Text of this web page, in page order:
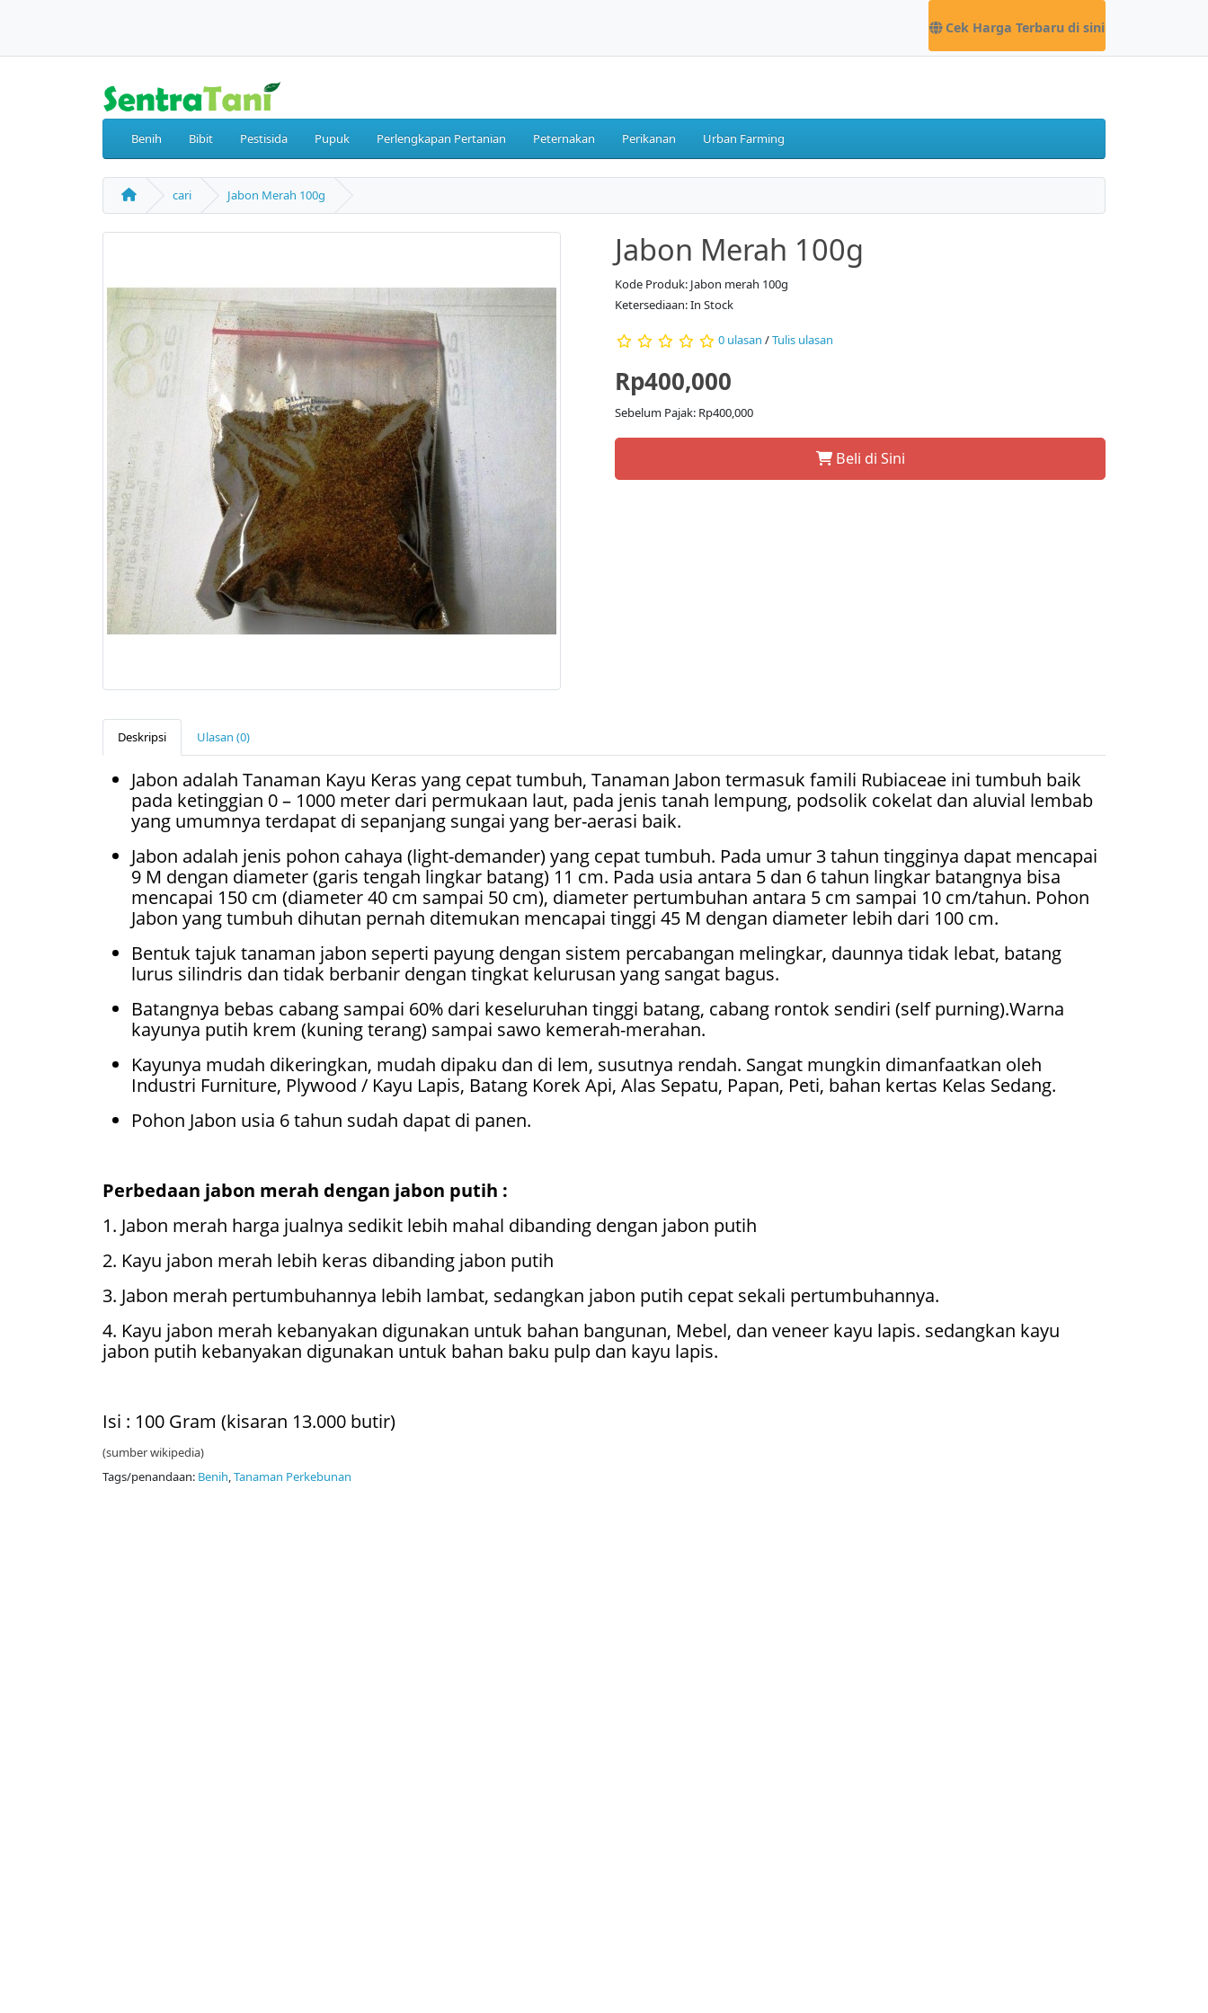
Cek Harga Terbaru di sini
Benih Bibit Pestisida Pupuk Perlengkapan Pertanian Peternakan Perikanan Urban Farming
cari Jabon Merah 100g
Jabon Merah 100g
Kode Produk: Jabon merah 100g
Ketersediaan: In Stock
0 ulasan /Tulis ulasan
Rp400,000
Sebelum Pajak: Rp400,000
Beli di Sini
Deskripsi Ulasan (0)
Jabon adalah Tanaman Kayu Keras yang cepat tumbuh, Tanaman Jabon termasuk famili Rubiaceae ini tumbuh baik
pada ketinggian 0 – 1000 meter dari permukaan laut, pada jenis tanah lempung, podsolik cokelat dan aluvial lembab
yang umumnya terdapat di sepanjang sungai yang ber-aerasi baik.
Jabon adalah jenis pohon cahaya (light-demander) yang cepat tumbuh. Pada umur 3 tahun tingginya dapat mencapai
9 M dengan diameter (garis tengah lingkar batang) 11 cm. Pada usia antara 5 dan 6 tahun lingkar batangnya bisa
mencapai 150 cm (diameter 40 cm sampai 50 cm), diameter pertumbuhan antara 5 cm sampai 10 cm/tahun. Pohon
Jabon yang tumbuh dihutan pernah ditemukan mencapai tinggi 45 M dengan diameter lebih dari 100 cm.
Bentuk tajuk tanaman jabon seperti payung dengan sistem percabangan melingkar, daunnya tidak lebat, batang
lurus silindris dan tidak berbanir dengan tingkat kelurusan yang sangat bagus.
Batangnya bebas cabang sampai 60% dari keseluruhan tinggi batang, cabang rontok sendiri (self purning).Warna
kayunya putih krem (kuning terang) sampai sawo kemerah-merahan.
Kayunya mudah dikeringkan, mudah dipaku dan di lem, susutnya rendah. Sangat mungkin dimanfaatkan oleh
Industri Furniture, Plywood / Kayu Lapis, Batang Korek Api, Alas Sepatu, Papan, Peti, bahan kertas Kelas Sedang.
Pohon Jabon usia 6 tahun sudah dapat di panen.
Perbedaan jabon merah dengan jabon putih :
1. Jabon merah harga jualnya sedikit lebih mahal dibanding dengan jabon putih
2. Kayu jabon merah lebih keras dibanding jabon putih
3. Jabon merah pertumbuhannya lebih lambat, sedangkan jabon putih cepat sekali pertumbuhannya.
4. Kayu jabon merah kebanyakan digunakan untuk bahan bangunan, Mebel, dan veneer kayu lapis. sedangkan kayu
jabon putih kebanyakan digunakan untuk bahan baku pulp dan kayu lapis.
Isi : 100 Gram (kisaran 13.000 butir)
(sumber wikipedia)
Tags/penandaan: Benih,Tanaman Perkebunan